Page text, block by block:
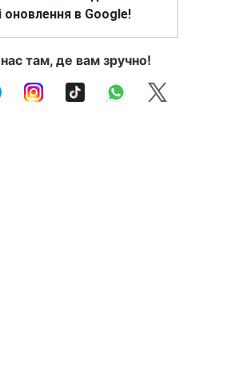
оновлення в Google!
там, де вам зручно!